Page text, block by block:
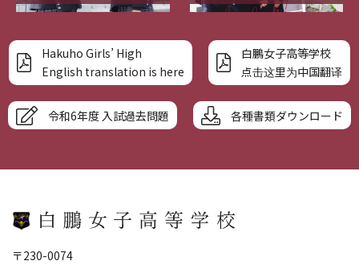
Hakuho Girls’ High
English translation is here
白鵬女子高等学校
点击这里为中国翻译
令和6年度 入試過去問題 各種書類ダウンロード
〒230-0074